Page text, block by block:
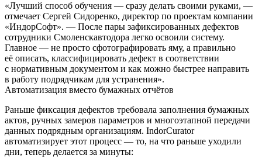
«Лучший способ обучения — сразу делать своими руками, —
отмечает Сергей Сидоренко, директор по проектам компании
«ИндорСофт». — После пары зафиксированных дефектов
сотрудники Смоленскавтодора легко освоили систему.
Главное — не просто сфотографировать яму, а правильно
её описать, классифицировать дефект в соответствии
с нормативным документом и как можно быстрее направить
в работу подрядчикам для устранения».
Автоматизация вместо бумажных отчётов
Раньше фиксация дефектов требовала заполнения бумажных
актов, ручных замеров параметров и многоэтапной передачи
данных подрядным организациям. IndorCurator
автоматизирует этот процесс — то, на что раньше уходили
дни, теперь делается за минуты: